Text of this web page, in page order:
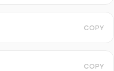
COPY
COPY